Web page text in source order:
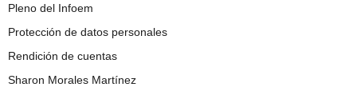
Pleno del Infoem
Protección de datos personales
Rendición de cuentas
Sharon Morales Martínez